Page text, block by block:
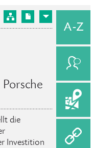
die
Investition